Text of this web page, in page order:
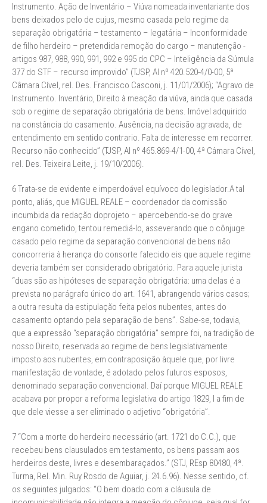
Instrumento. Ação de Inventário – Viúva nomeada inventariante dos
bens deixados pelo de cujus, mesmo casada pelo regime da
separação obrigatória – testamento – legatária – Inconformidade
de filho herdeiro – pretendida remoção do cargo – manutenção -
artigos 987, 988, 990, 991, 992 e 995 do CPC – Inteligência da Súmula
377 do STF – recurso improvido” (TJSP, AI nº 420.520-4/0-00, 5ª
Câmara Cível, rel. Des. Francisco Casconi, j. 11/01/2006); “Agravo de
Instrumento. Inventário, Direito à meação da viúva, ainda que casada
sob o regime de separação obrigatória de bens. Imóvel adquirido
na constância do casamento. Ausência, na decisão agravada, de
entendimento em sentido contrario. Falta de interesse em recorrer.
Recurso não conhecido” (TJSP, AI nº 465.869-4/1-00, 4ª Câmara Cível,
rel. Des. Teixeira Leite, j. 19/10/2006).
6 Trata-se de evidente e imperdoável equívoco do legislador.A tal
ponto, aliás, que MIGUEL REALE – coordenador da comissão
incumbida da redação doprojeto – apercebendo-se do grave
engano cometido, tentou remediá-lo, asseverando que o cônjuge
casado pelo regime da separação convencional de bens não
concorreria à herança do consorte falecido eis que aquele regime
deveria também ser considerado obrigatório. Para aquele jurista
“duas são as hipóteses de separação obrigatória: uma delas é a
prevista no parágrafo único do art. 1641, abrangendo vários casos;
a outra resulta da estipulação feita pelos nubentes, antes do
casamento optando pela separação de bens”. Sabe-se, todavia,
que a expressão “separação obrigatória” sempre foi, na tradição de
nosso Direito, reservada ao regime de bens legislativamente
imposto aos nubentes, em contraposição àquele que, por livre
manifestação de vontade, é adotado pelos futuros esposos,
denominado separação convencional. Daí porque MIGUEL REALE
acabava por propor a reforma legislativa do artigo 1829, I a fim de
que dele viesse a ser eliminado o adjetivo “obrigatória”.
7 “Com a morte do herdeiro necessário (art. 1721 do C.C.), que
recebeu bens clausulados em testamento, os bens passam aos
herdeiros deste, livres e desembaraçados.” (STJ, REsp 80480, 4ª.
Turma, Rel. Min. Ruy Rosdo de Aguiar, j. 24.6.96). Nesse sentido, cf.
os seguintes julgados: “O bem doado com a cláusula de